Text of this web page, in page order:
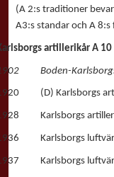
(A 2:s traditioner
A3:s standar och A 8:s
artillerikår A 10
Boden-Karlsborgs
(D) Karlsborgs
Karlsborgs
Karlsborgs
Karlsborgs